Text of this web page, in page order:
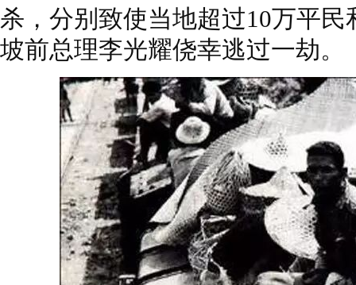
杀，分别致使当地超过10万平
坡前总理李光耀侥幸逃过一劫。